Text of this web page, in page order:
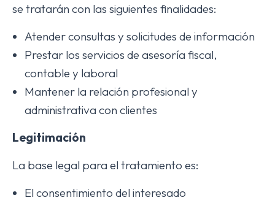
se tratarán con las siguientes finalidades:
Atender consultas y solicitudes de información
Prestar los servicios de asesoría fiscal,
contable y laboral
Mantener la relación profesional y
administrativa con clientes
Legitimación
La base legal para el tratamiento es:
El consentimiento del interesado